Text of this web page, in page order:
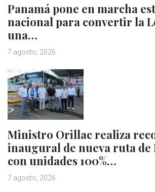
Panamá pone en marcha
nacional para convertir la
una…
7 agosto, 2026
Ministro Orillac realiza
inaugural de nueva ruta de
con unidades 100%…
7 agosto, 2026